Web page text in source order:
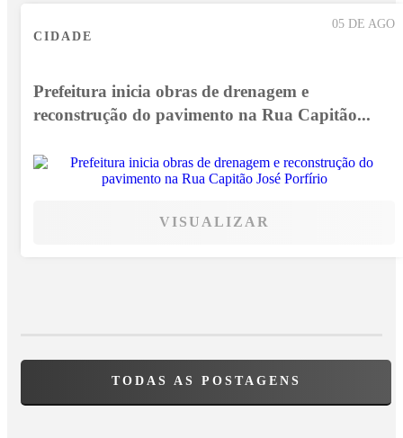
05 DE AGO
CIDADE
Prefeitura inicia obras de drenagem e
reconstrução do pavimento na Rua Capitão...
VISUALIZAR
TODAS AS POSTAGENS